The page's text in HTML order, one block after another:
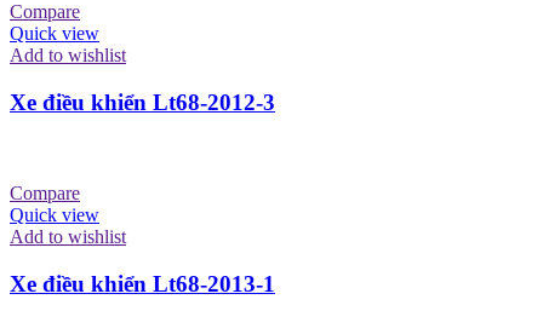
Compare
Quick view
Add to wishlist
Xe điều khiển Lt68-2012-3
Compare
Quick view
Add to wishlist
Xe điều khiển Lt68-2013-1